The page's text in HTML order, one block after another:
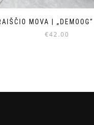
MOVA |
€42.00